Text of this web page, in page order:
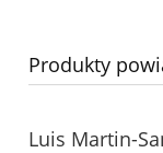
Produkty
Luis Martin-